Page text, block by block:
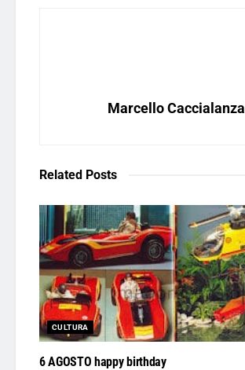
Marcello Caccialanza
Related Posts
CULTURA
6 AGOSTO happy birthday